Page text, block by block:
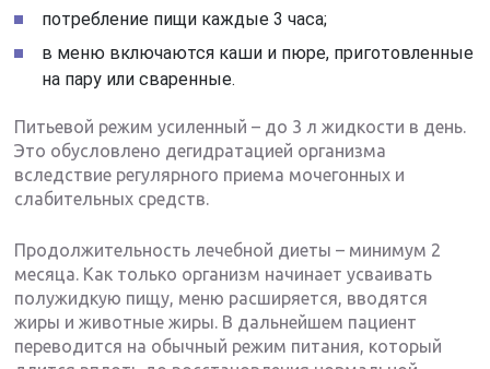
потребление пищи каждые 3 часа;
в меню включаются каши и пюре, приготовленные
на пару или сваренные.
Питьевой режим усиленный – до 3 л жидкости в день.
Это обусловлено дегидратацией организма
вследствие регулярного приема мочегонных и
слабительных средств.
Продолжительность лечебной диеты – минимум 2
месяца. Как только организм начинает усваивать
полужидкую пищу, меню расширяется, вводятся
жиры и животные жиры. В дальнейшем пациент
переводится на обычный режим питания, который